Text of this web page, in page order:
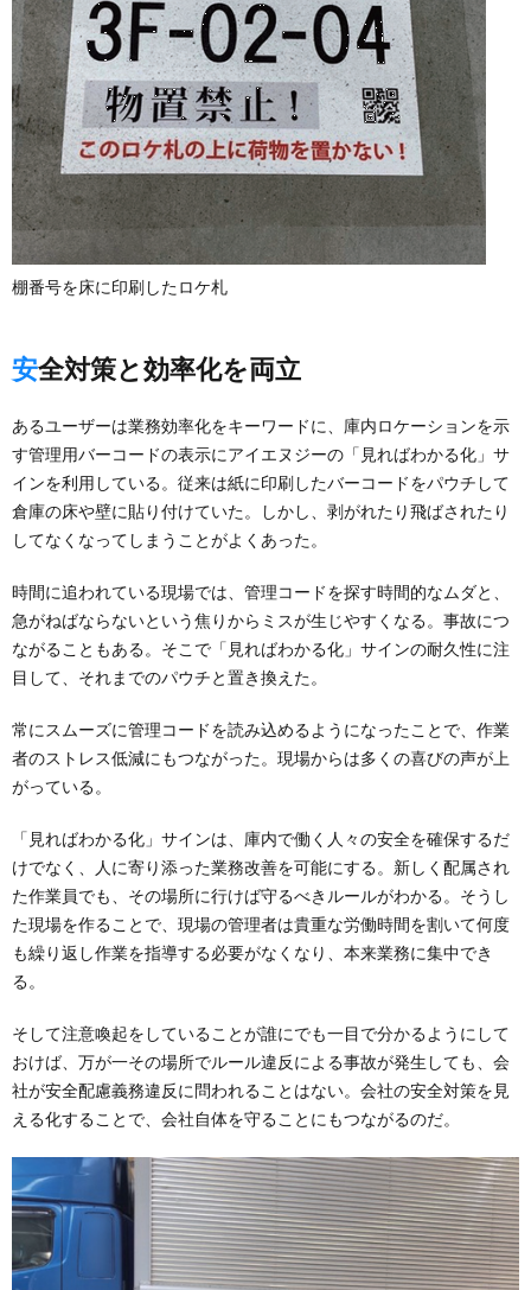
棚番号を床に印刷したロケ札
安全対策と効率化を両立
あるユーザーは業務効率化をキーワードに、庫内ロケーションを示
す管理用バーコードの表示にアイエヌジーの「見ればわかる化」サ
インを利用している。従来は紙に印刷したバーコードをパウチして
倉庫の床や壁に貼り付けていた。しかし、剥がれたり飛ばされたり
してなくなってしまうことがよくあった。
時間に追われている現場では、管理コードを探す時間的なムダと、
急がねばならないという焦りからミスが生じやすくなる。事故につ
ながることもある。そこで「見ればわかる化」サインの耐久性に注
目して、それまでのパウチと置き換えた。
常にスムーズに管理コードを読み込めるようになったことで、作業
者のストレス低減にもつながった。現場からは多くの喜びの声が上
がっている。
「見ればわかる化」サインは、庫内で働く人々の安全を確保するだ
けでなく、人に寄り添った業務改善を可能にする。新しく配属され
た作業員でも、その場所に行けば守るべきルールがわかる。そうし
た現場を作ることで、現場の管理者は貴重な労働時間を割いて何度
も繰り返し作業を指導する必要がなくなり、本来業務に集中でき
る。
そして注意喚起をしていることが誰にでも一目で分かるようにして
おけば、万が一その場所でルール違反による事故が発生しても、会
社が安全配慮義務違反に問われることはない。会社の安全対策を見
える化することで、会社自体を守ることにもつながるのだ。